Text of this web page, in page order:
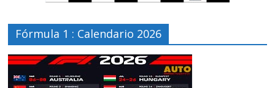
Fórmula 1 : Calendario 2026